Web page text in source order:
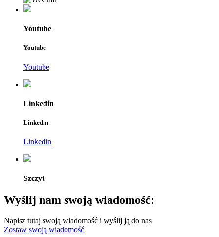
Youtube
Youtube
Youtube
Linkedin
Linkedin
Linkedin
Szczyt
Wyślij nam swoją wiadomość:
Napisz tutaj swoją wiadomość i wyślij ją do nas
Zostaw swoją wiadomość